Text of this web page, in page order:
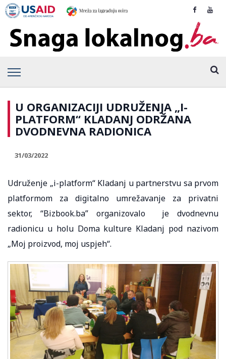
U ORGANIZACIJI UDRUŽENJA „I-
PLATFORM“ KLADANJ ODRŽANA
DVODNEVNA RADIONICA
31/03/2022
Udruženje „i-platform“ Kladanj u partnerstvu sa prvom
platformom za digitalno umrežavanje za privatni
sektor, “Bizbook.ba” organizovalo je dvodnevnu
radionicu u holu Doma kulture Kladanj pod nazivom
„Moj proizvod, moj uspjeh“.